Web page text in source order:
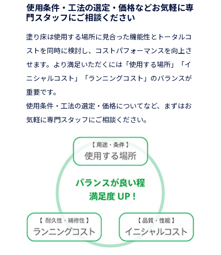
使用条件・工法の選定・価格などお気軽に専
門スタッフにご相談ください
塗り床は使用する場所に見合った機能性とトータルコ
ストを同時に検討し、コストパフォーマンスを向上さ
せます。より満足いただくには「使用する場所」「イ
ニシャルコスト」「ランニングコスト」のバランスが
重要です。
使用条件・工法の選定・価格についてなど、まずはお
気軽に専門スタッフにご相談ください。